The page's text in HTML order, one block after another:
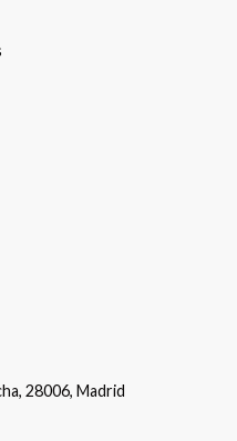
28006, Madrid